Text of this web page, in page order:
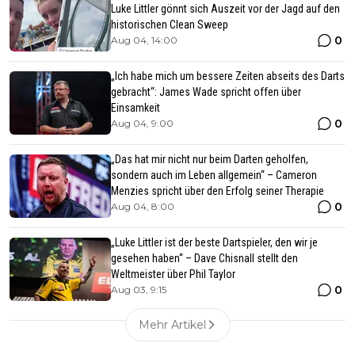
Luke Littler gönnt sich Auszeit vor der Jagd auf den
historischen Clean Sweep
Aug 04, 14:00 0
„Ich habe mich um bessere Zeiten abseits des Darts
gebracht“: James Wade spricht offen über
Einsamkeit
Aug 04, 9:00 0
„Das hat mir nicht nur beim Darten geholfen,
sondern auch im Leben allgemein“ – Cameron
Menzies spricht über den Erfolg seiner Therapie
Aug 04, 8:00 0
„Luke Littler ist der beste Dartspieler, den wir je
gesehen haben“ – Dave Chisnall stellt den
Weltmeister über Phil Taylor
Aug 03, 9:15 0
Mehr Artikel